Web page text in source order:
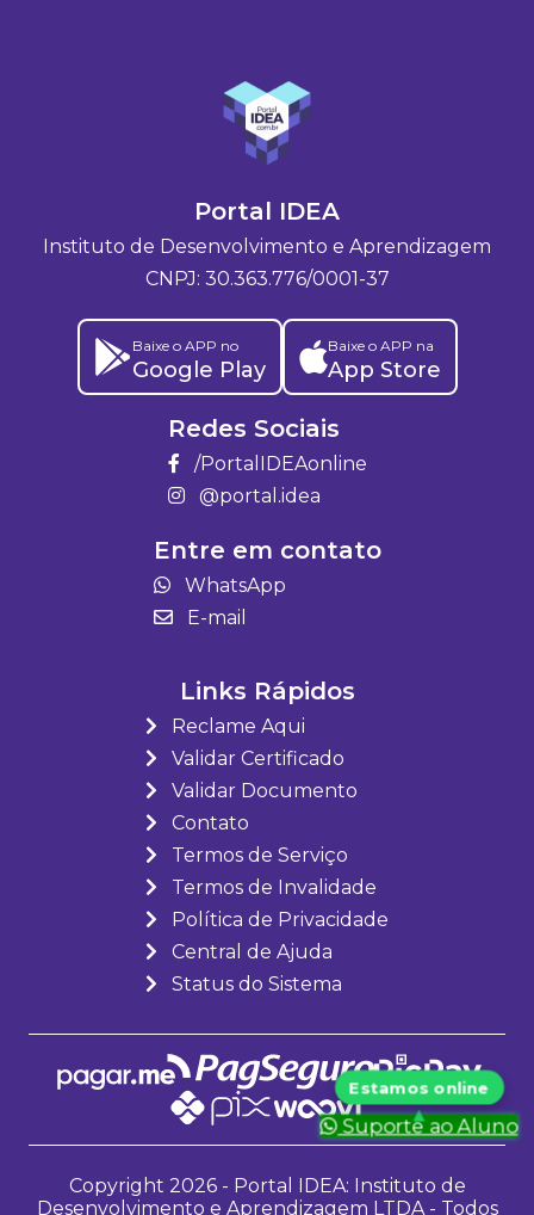
Suporte ao Aluno
Portal IDEA
Instituto de Desenvolvimento e Aprendizagem
CNPJ: 30.363.776/0001-37
Baixe o APP no
Google Play
Baixe o APP na
App Store
Redes Sociais
/PortalIDEAonline
@portal.idea
Entre em contato
WhatsApp
E-mail
Links Rápidos
Reclame Aqui
Validar Certificado
Validar Documento
Contato
Termos de Serviço
Termos de Invalidade
Política de Privacidade
Central de Ajuda
Status do Sistema
Copyright 2026 - Portal IDEA: Instituto de
Desenvolvimento e Aprendizagem LTDA - Todos